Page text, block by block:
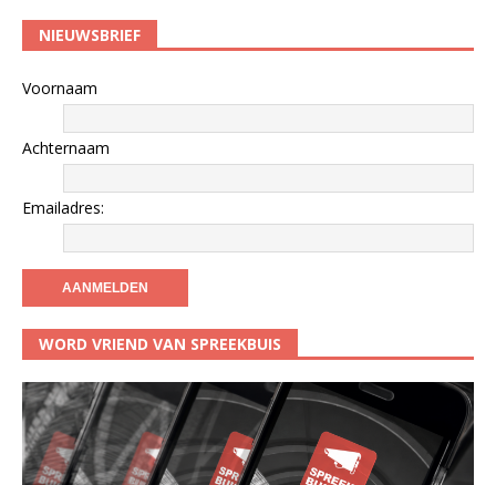
NIEUWSBRIEF
Voornaam
Achternaam
Emailadres:
WORD VRIEND VAN SPREEKBUIS